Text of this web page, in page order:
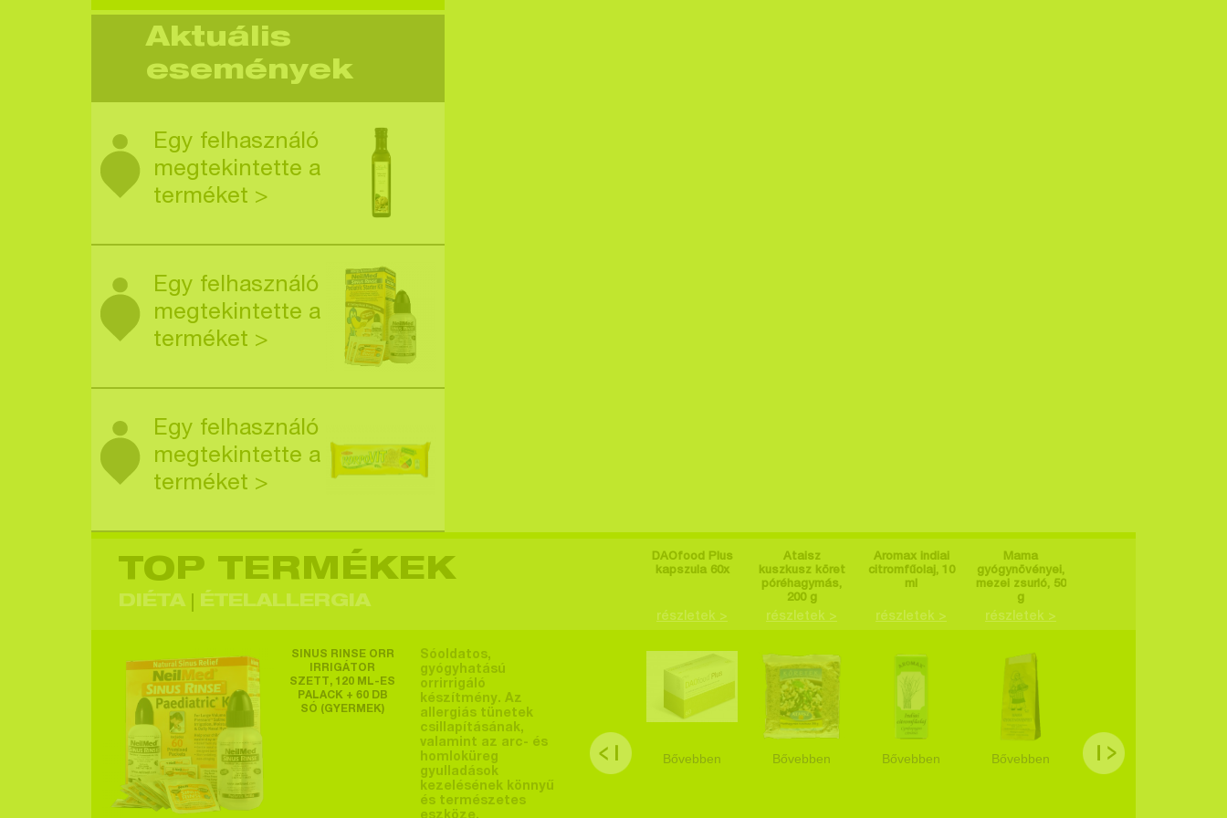
Aktuális
események
Egy felhasználó
megtekintette a
terméket >
Egy felhasználó
megtekintette a
terméket >
Egy felhasználó
megtekintette a
terméket >
Egy felhasználó
megtekintette a
terméket >
Egy felhasználó
megtekintette a
terméket >
TOP TERMÉKEK
DIÉTA ÉTELALLERGIA
SINUS RINSE ORR
IRRIGÁTOR
SZETT, 120 ML-ES
PALACK + 60 DB
SÓ (GYERMEK)
Sóoldatos,
gyógyhatású
orrirrigáló
készítmény. Az
allergiás tünetek
csillapításának,
valamint az arc- és
homloküreg
gyulladások
kezelésének könnyű
és természetes
DAOfood Plus
kapszula 60x
részletek >
Bővebben
Ataisz
kuszkusz köret
póréhagymás,
200 g
részletek >
Bővebben
Aromax indiai
citromfűolaj, 10
ml
részletek >
Bővebben
Mama
gyógynövényei,
mezei zsurló, 50
g
részletek >
Bővebben Bővebben